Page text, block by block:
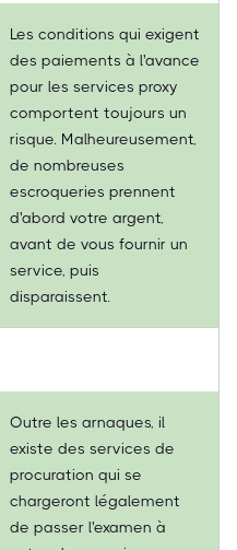
Les conditions qui exigent
des paiements à l'avance
pour les services proxy
comportent toujours un
risque. Malheureusement,
de nombreuses
escroqueries prennent
d'abord votre argent,
avant de vous fournir un
service, puis
disparaissent.
Outre les arnaques, il
existe des services de
procuration qui se
chargeront légalement
de passer l'examen à